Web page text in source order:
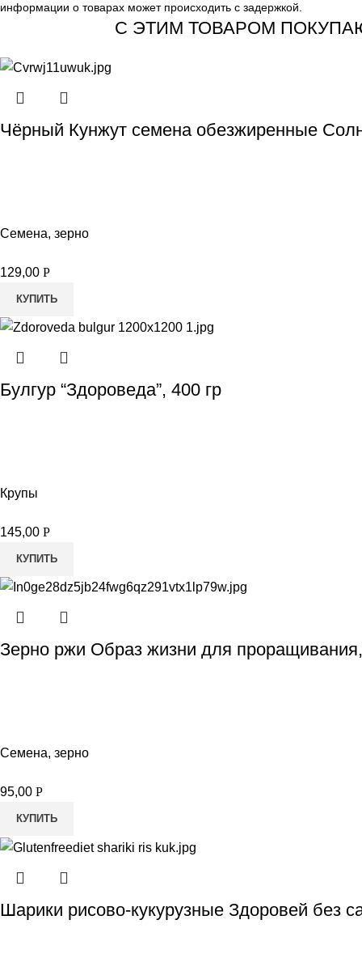
информации о товарах может происходить с задержкой.
С ЭТИМ ТОВАРОМ
Чёрный Кунжут семена обезжиренные
Семена, зерно
129,00 Р
КУПИТЬ
Булгур “Здороведа”, 400 гр
Крупы
145,00 Р
КУПИТЬ
Зерно ржи Образ жизни для
Семена, зерно
95,00 Р
КУПИТЬ
Шарики рисово-кукурузные Здоровей без